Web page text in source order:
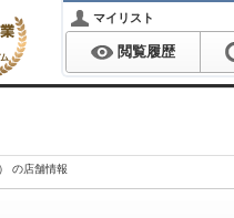
マイリスト
閲覧履歴
の店舗情報